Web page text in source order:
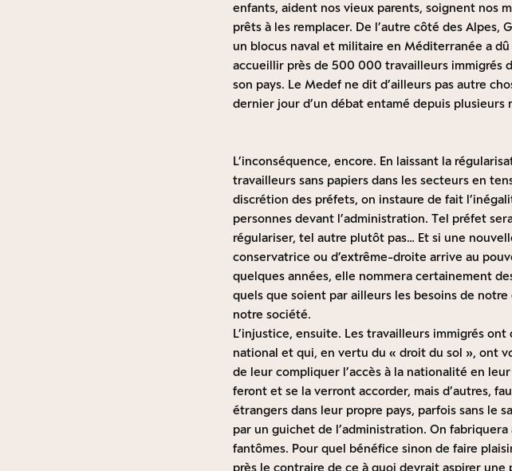
enfants, aident nos vieux parents, soignent nos
prêts à les remplacer. De l’autre côté des Alpes,
un blocus naval et militaire en Méditerranée a
accueillir près de 500 000 travailleurs immigrés
son pays. Le Medef ne dit d’ailleurs pas autre
dernier jour d’un débat entamé depuis plusieurs
L’inconséquence, encore. En laissant la
travailleurs sans papiers dans les secteurs en
discrétion des préfets, on instaure de fait
personnes devant l’administration. Tel préfet
régulariser, tel autre plutôt pas… Et si une
conservatrice ou d’extrême-droite arrive au
quelques années, elle nommera certainement
quels que soient par ailleurs les besoins de
notre société.
L’injustice, ensuite. Les travailleurs immigrés
national et qui, en vertu du « droit du sol », ont
de leur compliquer l’accès à la nationalité en
feront et se la verront accorder, mais d’autres,
étrangers dans leur propre pays, parfois sans le
par un guichet de l’administration. On
fantômes. Pour quel bénéfice sinon de faire
près le contraire de ce à quoi devrait aspirer une